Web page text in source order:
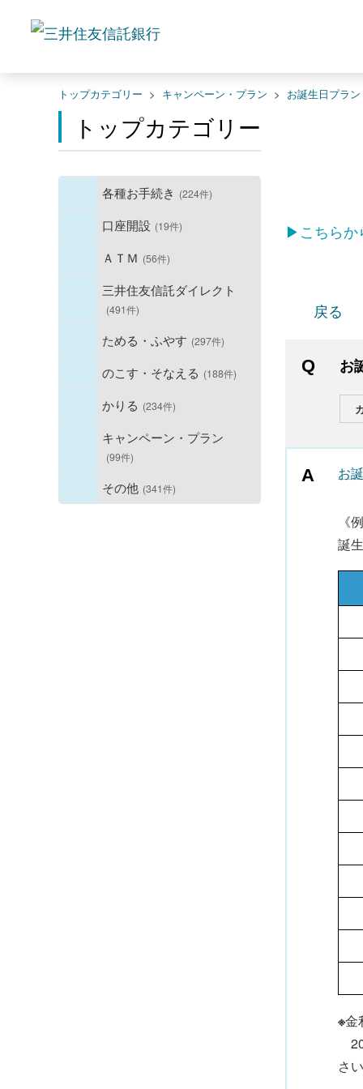
トップカテゴリー > キャンペーン・プラン > お誕生日プラン
トップカテゴリー
各種お手続き (224件)
口座開設 (19件)
ＡＴＭ (56件)
三井住友信託ダイレクト
(491件)
ためる・ふやす (297件)
のこす・そなえる (188件)
かりる (234件)
キャンペーン・プラン
(99件)
その他 (341件)
▶こちらか
戻る
お
お
《
誕
※金
さい